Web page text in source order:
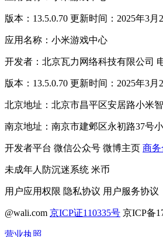
版本：13.5.0.70 更新时间：2025年3月
应用名称：小米游戏中心
开发者：北京瓦力网络科技有限公司
版本：13.5.0.70 更新时间：2025年3月
北京地址：北京市昌平区安居路小米
南京地址：南京市建邺区永初路37号
开发者平台 微信公众号 微博主页 商
未成年人防沉迷系统 米币
用户应用权限 隐私协议 用户服务协议
@wali.com 京ICP证110335号 京ICP备
营业执照